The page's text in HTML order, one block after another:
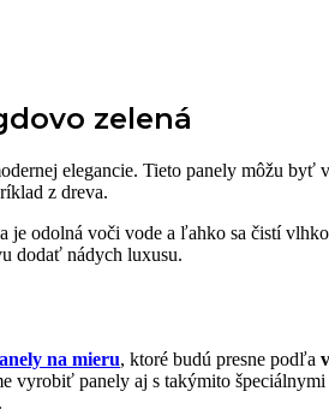
zelená
elegancie. Tieto panely môžu
z dreva.
je odolná voči vode a ľahko sa čistí
dodať nádych luxusu.
na mieru, ktoré budú presne podľa
vyrobiť panely aj s takýmito